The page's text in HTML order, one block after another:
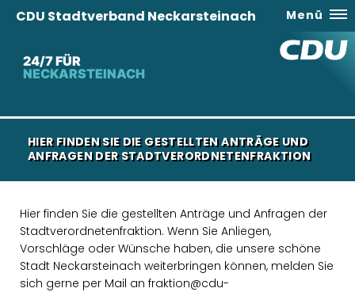
24/7 FÜR
NECKARSTEINACH
CDU Stadtverband Neckarsteinach Menü
HIER FINDEN SIE DIE GESTELLTEN ANTRÄGE UND
ANFRAGEN DER STADTVERORDNETENFRAKTION
Hier finden Sie die gestellten Anträge und Anfragen der
Stadtverordnetenfraktion. Wenn Sie Anliegen,
Vorschläge oder Wünsche haben, die unsere schöne
Stadt Neckarsteinach weiterbringen können, melden Sie
sich gerne per Mail an fraktion@cdu-